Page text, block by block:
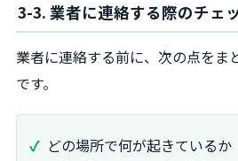
3-3. 業者に連絡する際のチェ
業者に連絡する前に、次の点をま
です。
どの場所で何が起きている